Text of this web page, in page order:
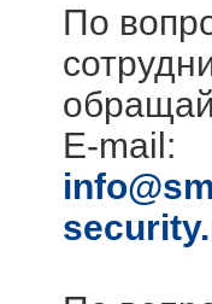
По
E-mail: